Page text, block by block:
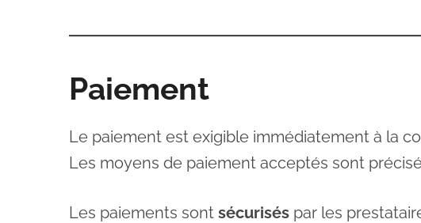
Paiement
Le paiement est exigible immédiatement à la
Les moyens de paiement acceptés sont
Les paiements sont sécurisés par les